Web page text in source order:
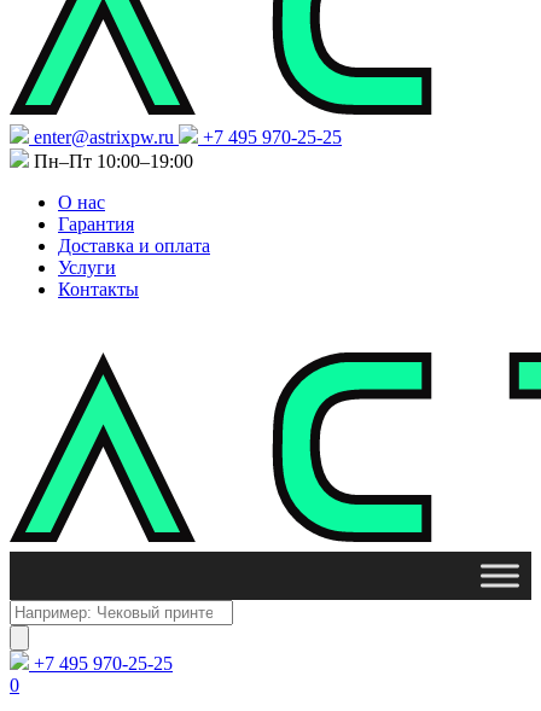
enter@astrixpw.ru
+7 495 970-25-25
Пн–Пт 10:00–19:00
О нас
Гарантия
Доставка и оплата
Услуги
Контакты
Поиск
товаров
+7 495 970-25-25
0